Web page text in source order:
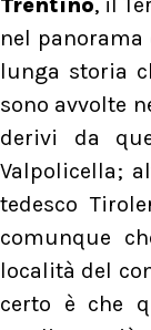
Trentino, il
nel
lunga storia
sono avvolte
derivi da
Valpolicella;
tedesco
comunque
località del
certo è che